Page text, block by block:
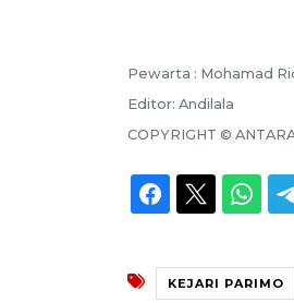
Pewarta : Mohamad
Editor: Andilala
COPYRIGHT ©
KEJARI PARIMO